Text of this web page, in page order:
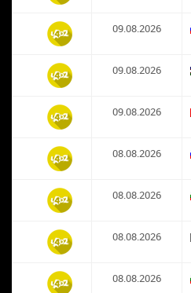
09.08.2026
09.08.2026
09.08.2026
08.08.2026
08.08.2026
08.08.2026
08.08.2026